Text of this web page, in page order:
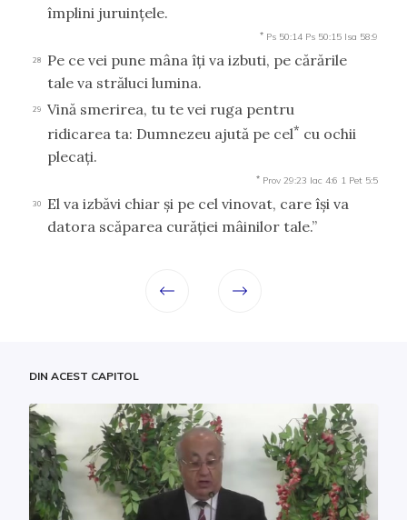
împlini juruinţele.
* Ps 50:14 Ps 50:15 Isa 58:9
28
Pe ce vei pune mâna îţi va izbuti, pe cărările
tale va străluci lumina.
29
Vină smerirea, tu te vei ruga pentru
ridicarea ta: Dumnezeu ajută pe cel* cu ochii
plecaţi.
* Prov 29:23 Iac 4:6 1 Pet 5:5
30
El va izbăvi chiar şi pe cel vinovat, care îşi va
datora scăparea curăţiei mâinilor tale.”
DIN ACEST CAPITOL